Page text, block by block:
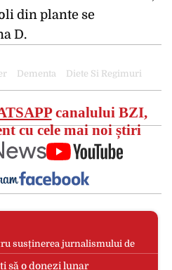
din plante se
D.
Dementa Diete Si Regimuri
canalului BZI,
cu cele mai noi știri
susținerea jurnalismului de
să o donezi lunar